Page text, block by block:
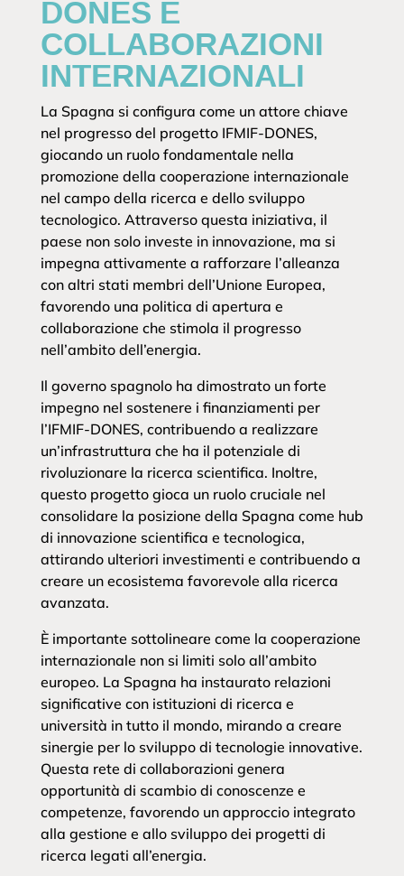
COLLABORAZIONI
INTERNAZIONALI
La Spagna si configura come un attore chiave
nel progresso del progetto IFMIF-DONES,
giocando un ruolo fondamentale nella
promozione della cooperazione internazionale
nel campo della ricerca e dello sviluppo
tecnologico. Attraverso questa iniziativa, il
paese non solo investe in innovazione, ma si
impegna attivamente a rafforzare l’alleanza
con altri stati membri dell’Unione Europea,
favorendo una politica di apertura e
collaborazione che stimola il progresso
nell’ambito dell’energia.
Il governo spagnolo ha dimostrato un forte
impegno nel sostenere i finanziamenti per
l’IFMIF-DONES, contribuendo a realizzare
un’infrastruttura che ha il potenziale di
rivoluzionare la ricerca scientifica. Inoltre,
questo progetto gioca un ruolo cruciale nel
consolidare la posizione della Spagna come hub
di innovazione scientifica e tecnologica,
attirando ulteriori investimenti e contribuendo a
creare un ecosistema favorevole alla ricerca
avanzata.
È importante sottolineare come la cooperazione
internazionale non si limiti solo all’ambito
europeo. La Spagna ha instaurato relazioni
significative con istituzioni di ricerca e
università in tutto il mondo, mirando a creare
sinergie per lo sviluppo di tecnologie innovative.
Questa rete di collaborazioni genera
opportunità di scambio di conoscenze e
competenze, favorendo un approccio integrato
alla gestione e allo sviluppo dei progetti di
ricerca legati all’energia.